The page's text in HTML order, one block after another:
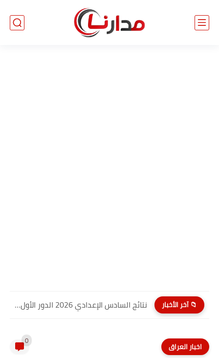
📁 آخر الأخبار نتائج السادس الإعدادي 2026 الدور الأول PDF كربلاء المقدسة| موقع...
اخبار العراق 0